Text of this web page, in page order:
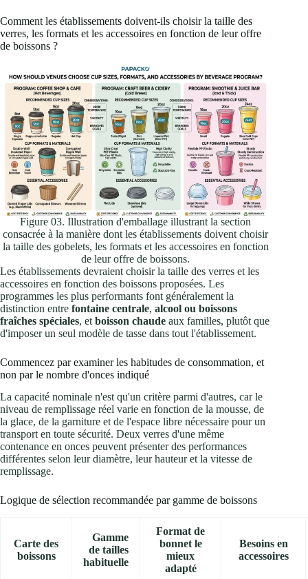
Comment les établissements doivent-ils choisir la taille des
verres, les formats et les accessoires en fonction de leur offre
de boissons ?
Figure 03. Illustration d'emballage illustrant la section
consacrée à la manière dont les établissements doivent choisir
la taille des gobelets, les formats et les accessoires en fonction
de leur offre de boissons.
Les établissements devraient choisir la taille des verres et les
accessoires en fonction des boissons proposées. Les
programmes les plus performants font généralement la
distinction entre fontaine centrale, alcool ou boissons
fraîches spéciales, et boisson chaude aux familles, plutôt que
d'imposer un seul modèle de tasse dans tout l'établissement.
Commencez par examiner les habitudes de consommation, et
non par le nombre d'onces indiqué
La capacité nominale n'est qu'un critère parmi d'autres, car le
niveau de remplissage réel varie en fonction de la mousse, de
la glace, de la garniture et de l'espace libre nécessaire pour un
transport en toute sécurité. Deux verres d'une même
contenance en onces peuvent présenter des performances
différentes selon leur diamètre, leur hauteur et la vitesse de
remplissage.
Logique de sélection recommandée par gamme de boissons
Carte des
boissons
Gamme
de tailles
habituelle
Format de
bonnet le
mieux
adapté
Besoins en
accessoires